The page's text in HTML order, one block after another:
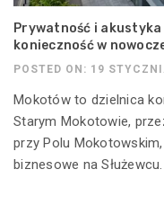
Prywatność i
konieczność w
POSTED ON: 19
Mokotów to dzielnica
Starym Mokotowie,
przy Polu
biznesowe na